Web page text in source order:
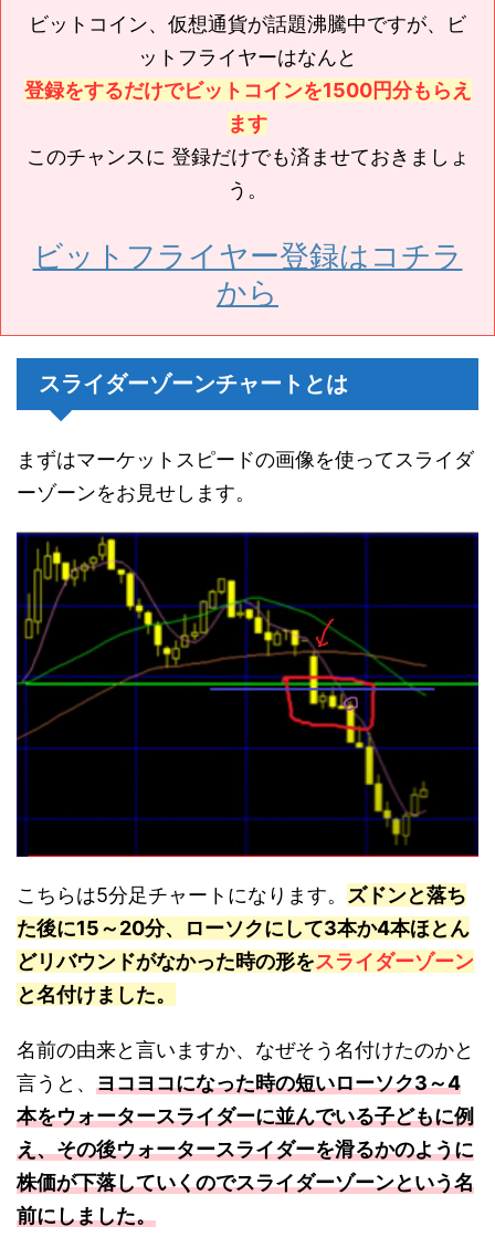
ビットコイン、仮想通貨が話題沸騰中ですが、ビ
ットフライヤーはなんと
登録をするだけでビットコインを1500円分もらえ
ます
このチャンスに 登録だけでも済ませておきましょ
う。
ビットフライヤー登録はコチラ
から
スライダーゾーンチャートとは
まずはマーケットスピードの画像を使ってスライダ
ーゾーンをお見せします。
こちらは5分足チャートになります。
ズドンと落ち
た後に15～20分、ローソクにして3本か4本ほとん
どリバウンドがなかった時の形をスライダーゾーン
と名付けました。
名前の由来と言いますか、なぜそう名付けたのかと
言うと、 ヨコヨコになった時の短いローソク3～4
本をウォータースライダーに並んでいる子どもに例
え、その後ウォータースライダーを滑るかのように
株価が下落していくのでスライダーゾーンという名
前にしました。